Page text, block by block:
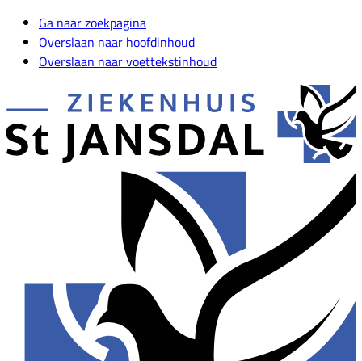
Ga naar zoekpagina
Overslaan naar hoofdinhoud
Overslaan naar voettekstinhoud